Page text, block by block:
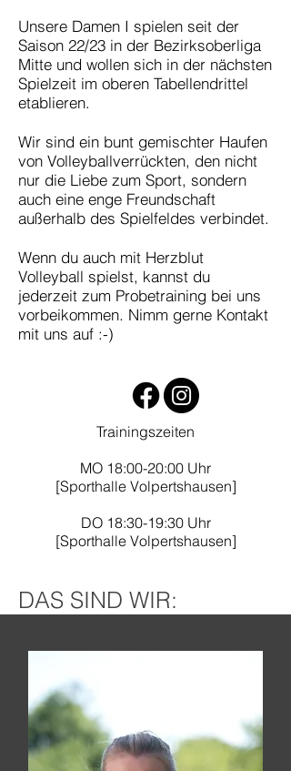
Unsere Damen I spielen seit der
Saison 22/23 in der Bezirksoberliga
Mitte und wollen sich in der nächsten
Spielzeit im oberen Tabellendrittel
etablieren.
Wir sind ein bunt gemischter Haufen
von Volleyballverrückten, den nicht
nur die Liebe zum Sport, sondern
auch eine enge Freundschaft
außerhalb des Spielfeldes verbindet.
Wenn du auch mit Herzblut
Volleyball spielst, kannst du
jederzeit zum Probetraining bei uns
vorbeikommen. Nimm gerne Kontakt
mit uns auf :-)
Trainingszeiten
MO 18:00-20:00 Uhr
[Sporthalle Volpertshausen]
DO 18:30-19:30 Uhr
[Sporthalle Volpertshausen]
DAS SIND WIR: